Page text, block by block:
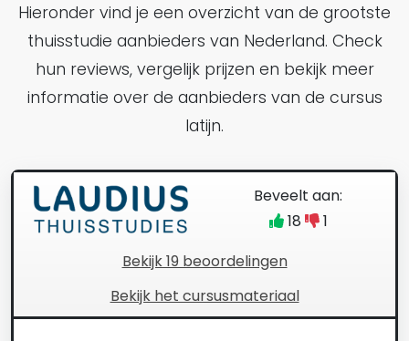
Hieronder vind je een overzicht van de grootste
thuisstudie aanbieders van Nederland. Check
hun reviews, vergelijk prijzen en bekijk meer
informatie over de aanbieders van de cursus
latijn.
Bekijk 19 beoordelingen
Beveelt aan:
18
1
Bekijk het cursusmateriaal